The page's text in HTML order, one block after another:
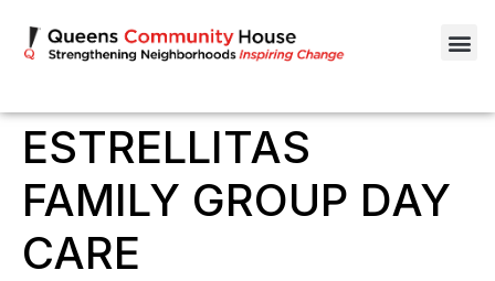
ESTRELLITAS
FAMILY GROUP DAY
CARE